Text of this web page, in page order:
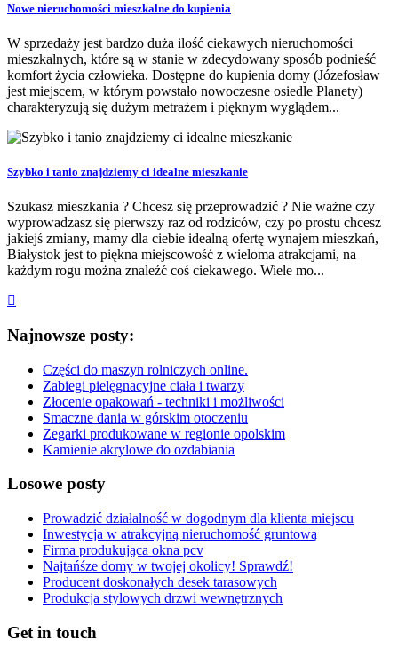
Nowe nieruchomości mieszkalne do kupienia
W sprzedaży jest bardzo duża ilość ciekawych nieruchomości
mieszkalnych, które są w stanie w zdecydowany sposób podnieść
komfort życia człowieka. Dostępne do kupienia domy (Józefosław
jest miejscem, w którym powstało nowoczesne osiedle Planety)
charakteryzują się dużym metrażem i pięknym wyglądem...
Szybko i tanio znajdziemy ci idealne mieszkanie
Szukasz mieszkania ? Chcesz się przeprowadzić ? Nie ważne czy
wyprowadzasz się pierwszy raz od rodziców, czy po prostu chcesz
jakiejś zmiany, mamy dla ciebie idealną ofertę wynajem mieszkań,
Białystok jest to piękna miejscowość z wieloma atrakcjami, na
każdym rogu można znaleźć coś ciekawego. Wiele mo...
Najnowsze posty:
Części do maszyn rolniczych online.
Zabiegi pielęgnacyjne ciała i twarzy
Złocenie opakowań - techniki i możliwości
Smaczne dania w górskim otoczeniu
Zegarki produkowane w regionie opolskim
Kamienie akrylowe do ozdabiania
Losowe posty
Prowadzić działalność w dogodnym dla klienta miejscu
Inwestycja w atrakcyjną nieruchomość gruntową
Firma produkująca okna pcv
Najtańśze domy w twojej okolicy! Sprawdź!
Producent doskonałych desek tarasowych
Produkcja stylowych drzwi wewnętrznych
Get in touch